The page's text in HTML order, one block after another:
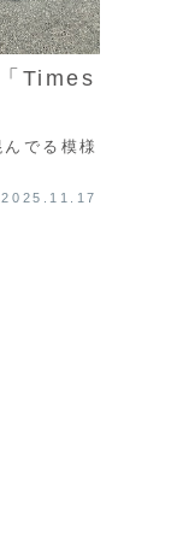
Times
でる模様
2025.11.17